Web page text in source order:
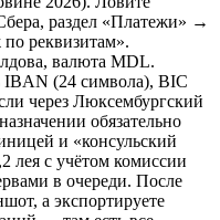
раздел «Платежи» →
реквизитам».
валюта MDL.
IBAN (24 символа), BIC
через Люксембургский
обязательно
и «консульский
лея с учётом комиссии
в очереди. После
а экспортируете